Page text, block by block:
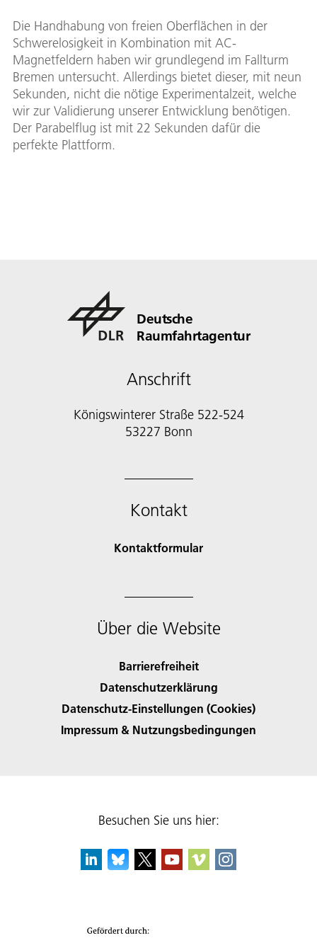
Die Handhabung von freien Oberflächen in der
Schwerelosigkeit in Kombination mit AC-
Magnetfeldern haben wir grundlegend im Fallturm
Bremen untersucht. Allerdings bietet dieser, mit neun
Sekunden, nicht die nötige Experimentalzeit, welche
wir zur Validierung unserer Entwicklung benötigen.
Der Parabelflug ist mit 22 Sekunden dafür die
perfekte Plattform.
Deutsche
Raumfahrtagentur
Anschrift
Königswinterer Straße 522-524
53227 Bonn
Kontakt
Kontaktformular
Über die Website
Barrierefreiheit
Datenschutzerklärung
Datenschutz-Einstellungen (Cookies)
Impressum & Nutzungsbedingungen
Besuchen Sie uns hier: